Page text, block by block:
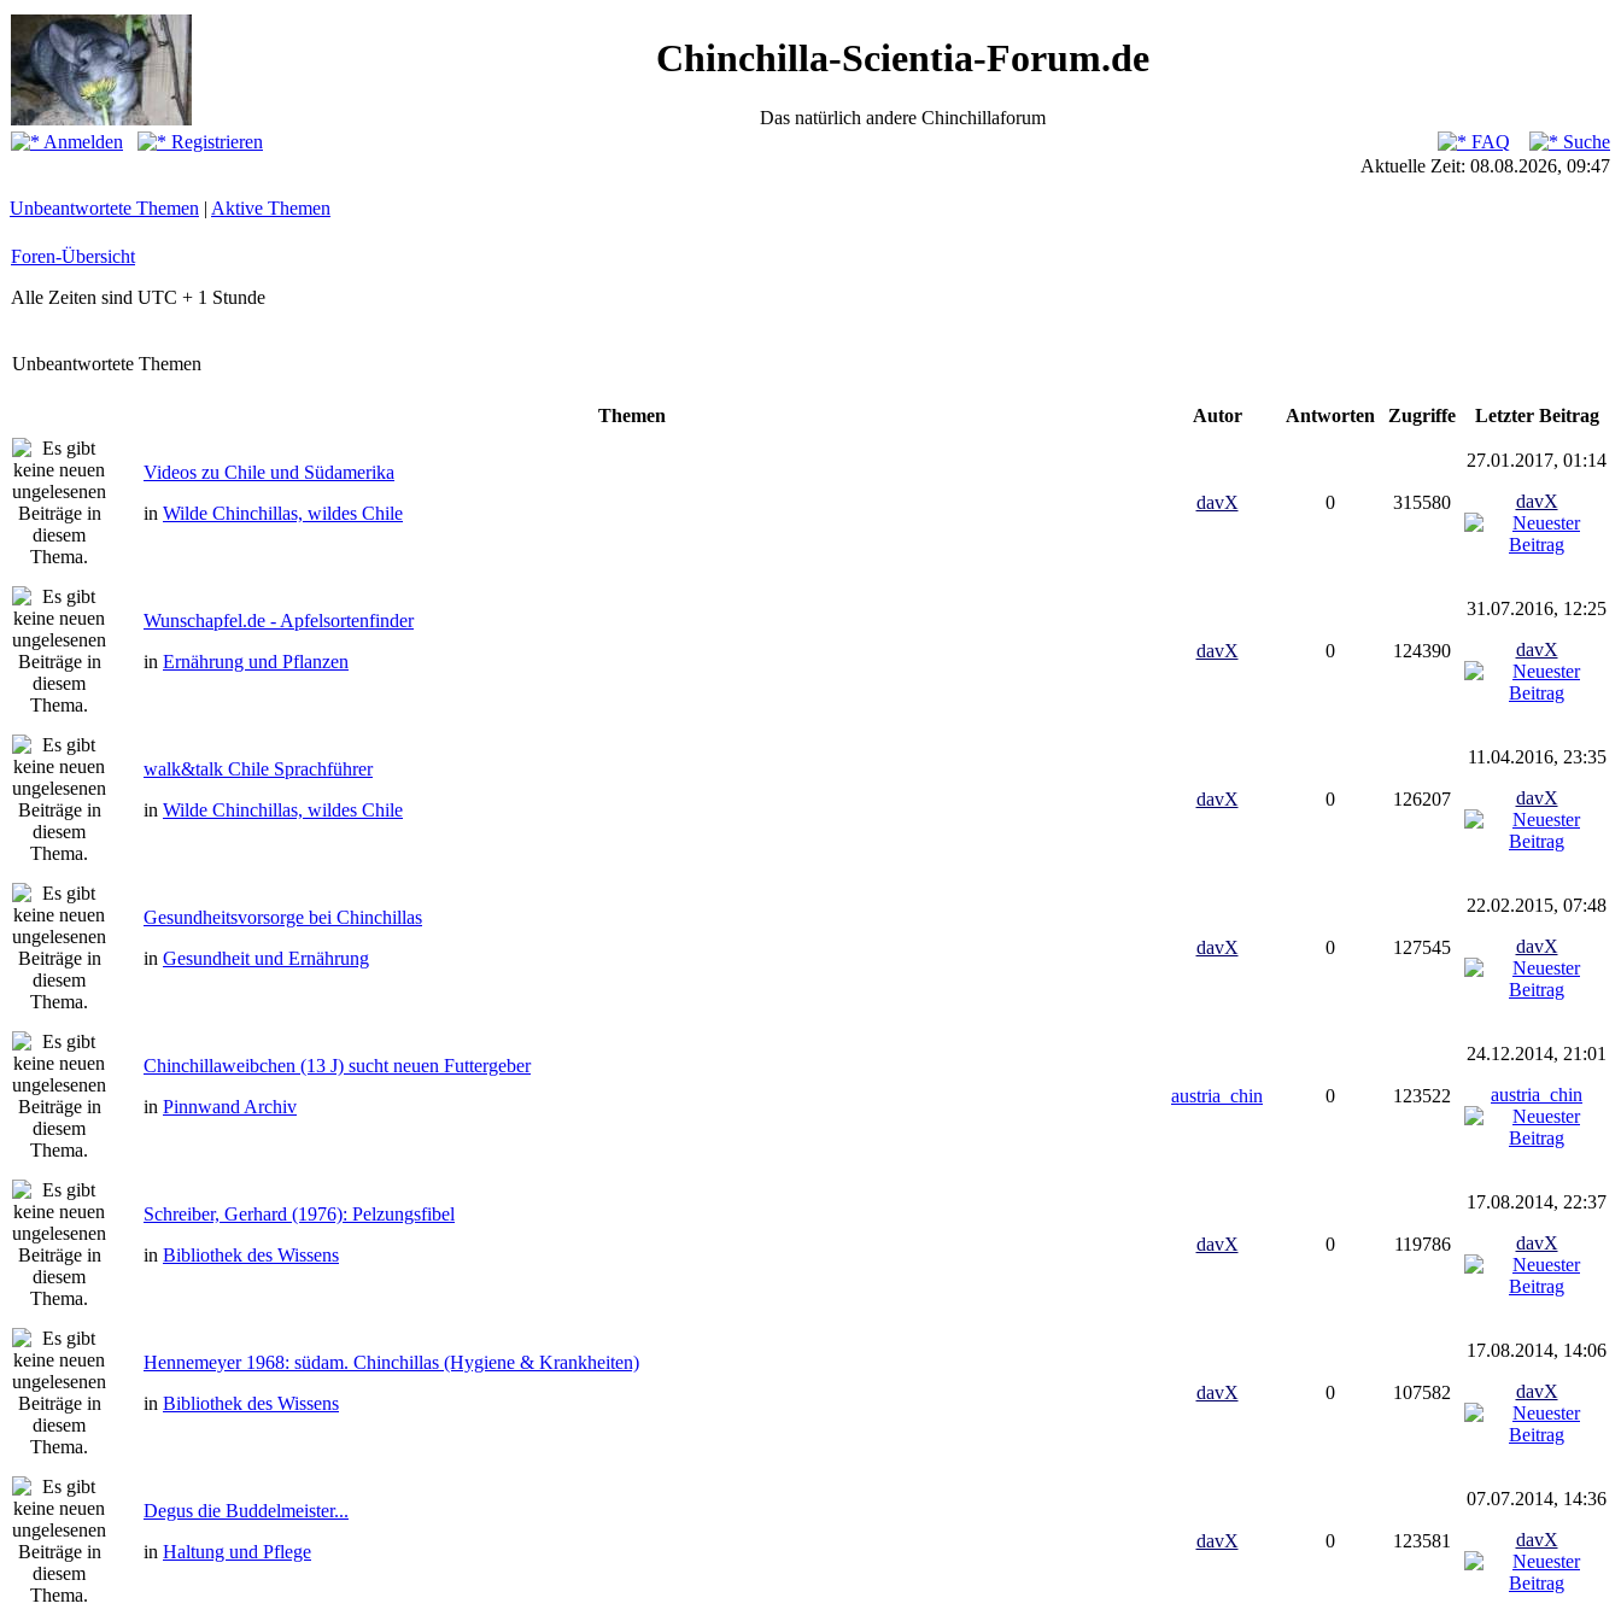
Chinchilla-Scientia-Forum.de
Das natürlich andere Chinchillaforum
Anmelden
Registrieren FAQ
Suche
Aktuelle Zeit: 08.08.2026, 09:47
Unbeantwortete Themen | Aktive Themen
Foren-Übersicht
Alle Zeiten sind UTC + 1 Stunde
Unbeantwortete Themen
Themen Autor Antworten Zugriffe Letzter Beitrag
Videos zu Chile und Südamerika
in Wilde Chinchillas, wildes Chile
davX 0 315580
27.01.2017, 01:14
davX
Wunschapfel.de - Apfelsortenfinder
in Ernährung und Pflanzen
davX 0 124390
31.07.2016, 12:25
davX
walk&talk Chile Sprachführer
in Wilde Chinchillas, wildes Chile
davX 0 126207
11.04.2016, 23:35
davX
Gesundheitsvorsorge bei Chinchillas
in Gesundheit und Ernährung
davX 0 127545
22.02.2015, 07:48
davX
Chinchillaweibchen (13 J) sucht neuen Futtergeber
in Pinnwand Archiv
austria_chin 0 123522
24.12.2014, 21:01
austria_chin
Schreiber, Gerhard (1976): Pelzungsfibel
in Bibliothek des Wissens
davX 0 119786
17.08.2014, 22:37
davX
Hennemeyer 1968: südam. Chinchillas (Hygiene & Krankheiten)
in Bibliothek des Wissens
davX 0 107582
17.08.2014, 14:06
davX
Degus die Buddelmeister...
in Haltung und Pflege
davX 0 123581
07.07.2014, 14:36
davX